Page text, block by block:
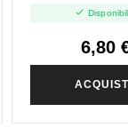
Shot

6,80